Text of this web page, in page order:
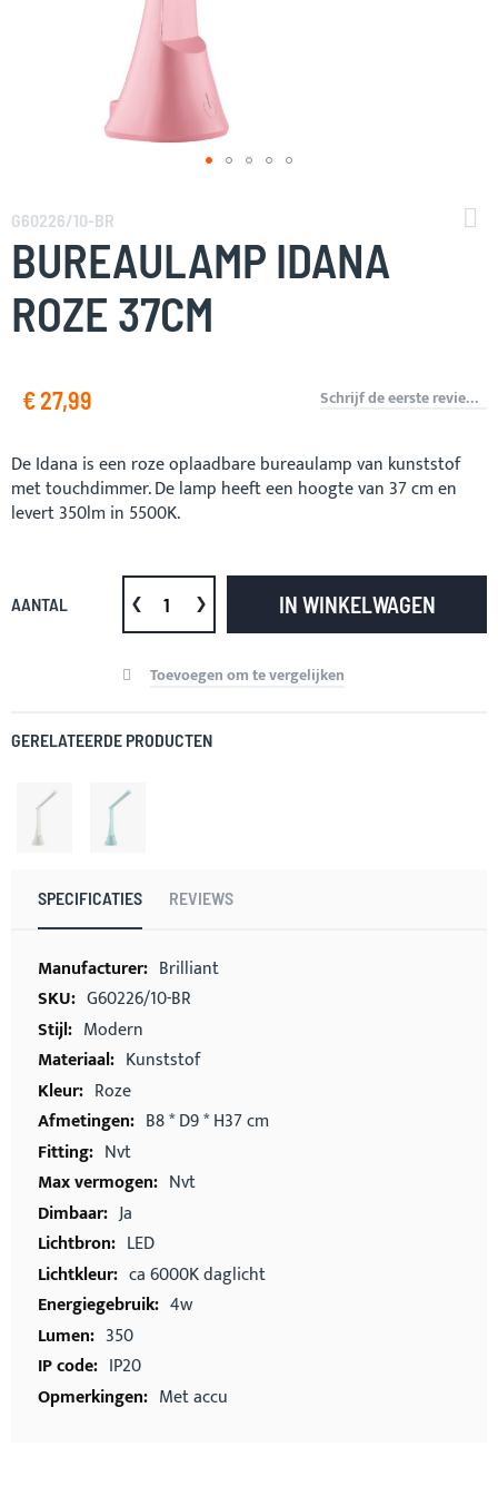
naar
het
begin
van
de
afbeeldingen-
G60226/10-BR
BUREAULAMP IDANA
ROZE 37CM
€ 27,99 Schrijf de eerste review over dit product
De Idana is een roze oplaadbare bureaulamp van kunststof
met touchdimmer. De lamp heeft een hoogte van 37 cm en
levert 350lm in 5500K.
AANTAL IN WINKELWAGEN
Toevoegen om te vergelijken
GERELATEERDE PRODUCTEN
SPECIFICATIES REVIEWS
Meer
informatie
Brilliant
G60226/10-BR
Modern
Kunststof
Roze
B8 * D9 * H37 cm
Nvt
Nvt
Ja
LED
ca 6000K daglicht
4w
350
IP20
Met accu